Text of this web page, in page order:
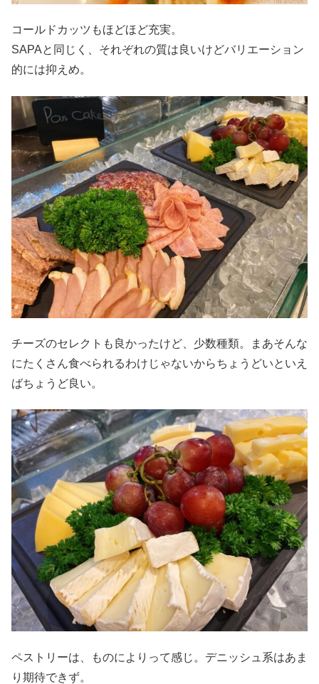
コールドカッツもほどほど充実。
SAPAと同じく、それぞれの質は良いけどバリエーション
的には抑えめ。
チーズのセレクトも良かったけど、少数種類。まあそんな
にたくさん食べられるわけじゃないからちょうどいといえ
ばちょうど良い。
ペストリーは、ものによりって感じ。デニッシュ系はあま
り期待できず。